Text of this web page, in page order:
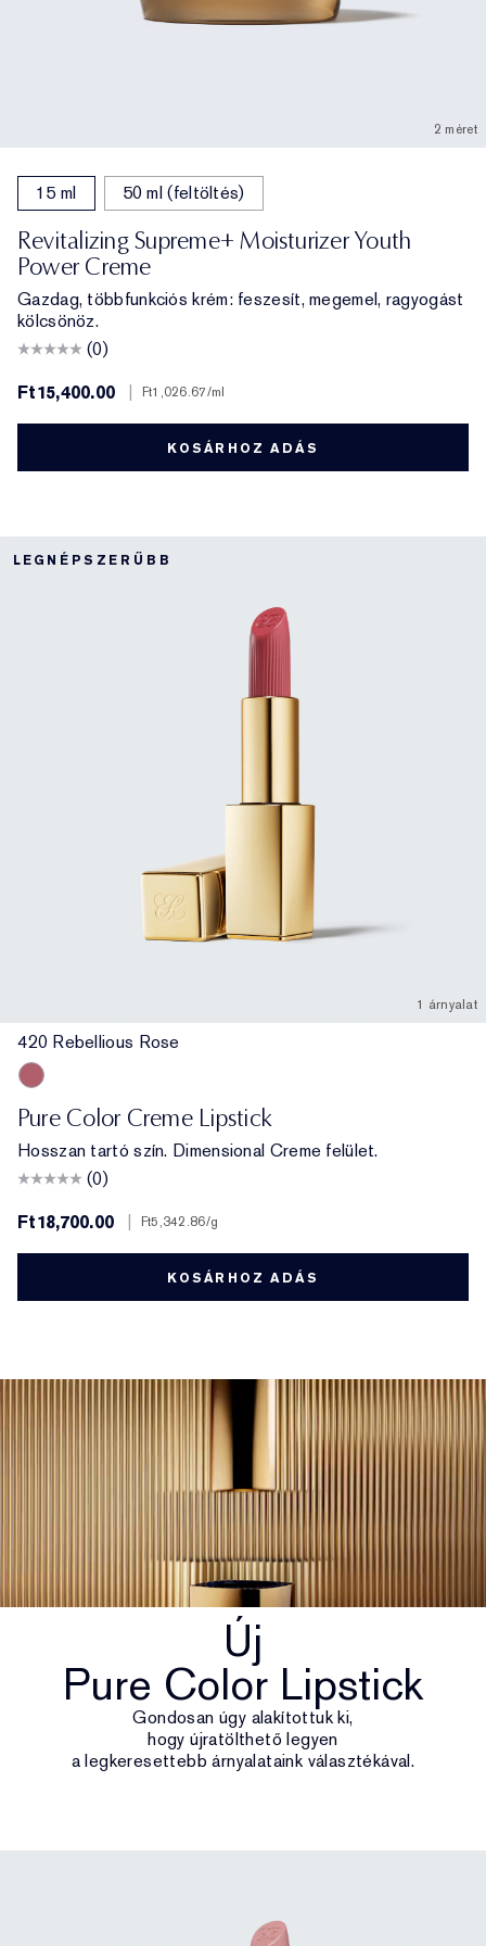
2 méret
15 ml 50 ml (feltöltés)
Revitalizing Supreme+ Moisturizer Youth
Power Creme
Gazdag, többfunkciós krém: feszesít, megemel, ragyogást
kölcsönöz.
(0)
Ft15,400.00
| Ft1,026.67/ml
KOSÁRHOZ ADÁS
LEGNÉPSZERŰBB
1 árnyalat
420 Rebellious Rose
Pure Color Creme Lipstick
Hosszan tartó szín. Dimensional Creme felület.
(0)
Ft18,700.00
| Ft5,342.86/g
KOSÁRHOZ ADÁS
Új
Pure Color Lipstick
Gondosan úgy alakítottuk ki,
hogy újratölthető legyen
a legkeresettebb árnyalataink választékával.